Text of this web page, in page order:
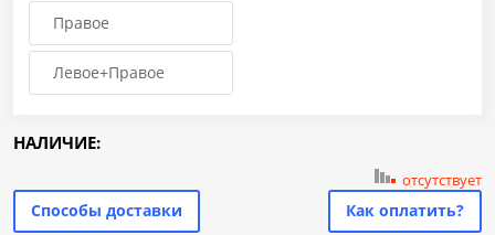
Правое
Левое+Правое
НАЛИЧИЕ:
отсутствует
Способы доставки Как оплатить?